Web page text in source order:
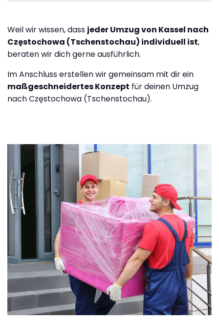
Weil wir wissen, dass jeder Umzug von Kassel nach
Częstochowa (Tschenstochau) individuell ist,
beraten wir dich gerne ausführlich.
Im Anschluss erstellen wir gemeinsam mit dir ein
maßgeschneidertes Konzept für deinen Umzug
nach Częstochowa (Tschenstochau).